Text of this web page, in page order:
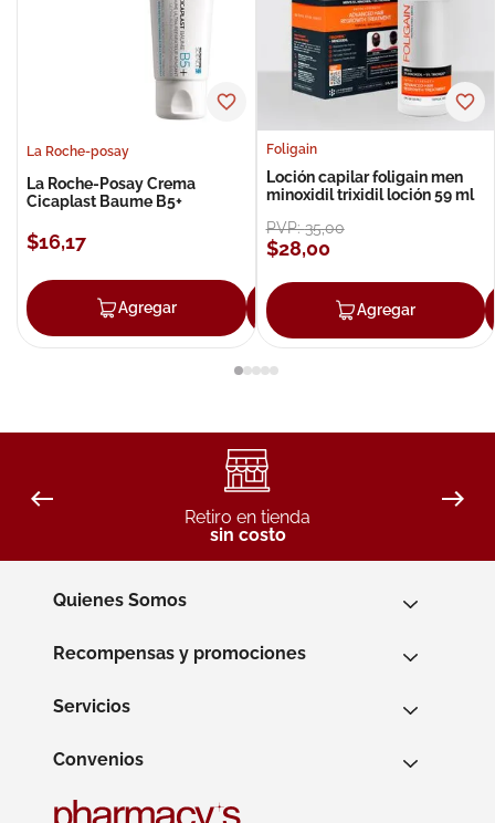
La Roche-posay
La Roche-Posay Crema
Cicaplast Baume B5+
$16,17
Agregar Agregar
Foligain
Loción capilar foligain men
minoxidil trixidil loción 59 ml
PVP:35,00
$28,00
Agregar
Retiro en tienda
sin costo
Quienes Somos
Recompensas y promociones
Servicios
Convenios